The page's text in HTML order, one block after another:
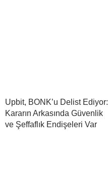
Upbit, BONK’u Delist Ediyor:
Kararın Arkasında Güvenlik
ve Şeffaflık Endişeleri Var